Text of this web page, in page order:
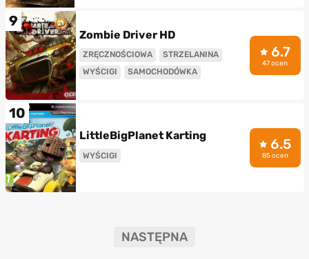
9
Zombie Driver HD
ZRĘCZNOŚCIOWA
STRZELANINA
WYŚCIGI
SAMOCHODÓWKA
6.7
47 ocen
10
LittleBigPlanet Karting
WYŚCIGI
6.5
85 ocen
NASTĘPNA